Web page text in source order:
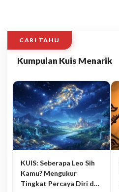
CARI TAHU
Kumpulan Kuis Menarik
KUIS: Seberapa Leo Sih
Kamu? Mengukur
Tingkat Percaya Diri dan